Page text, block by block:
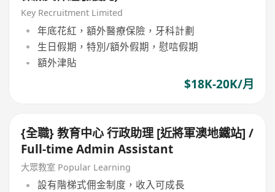
Key Recruitment Limited
年底花紅，額外醫療保險，牙科計劃
生日假期，特別/額外假期，慰唁假期
額外津貼
$18K-20K/月
{全職} 教育中心 行政助理 [近將軍澳地鐵站] /
Full-time Admin Assistant
大眾教室 Popular Learning
設有階梯式佣金制度，收入可成長